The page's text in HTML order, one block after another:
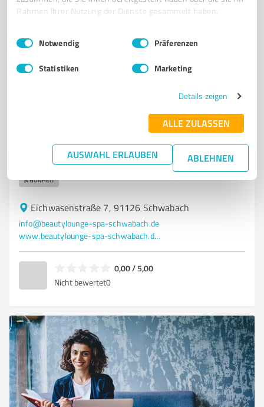
Rahmen Ihrer Nutzung der Dienste gesammelt haben.
Impressum Datenschutzbestimmungen
Einwilligungsauswahl
Notwendig Präferenzen
Statistiken Marketing
Details zeigen
ALLE ZULASSEN
AUSWAHL ERLAUBEN ABLEHNEN
4 Bewertungen (1 Quelle)
Beauty Lounge & Spa by Claudia
Entspannung und Schönheit im Beauty Lounge & Spa
BEAUTY LOUNGE SPA
ENTSPANNUNG MASSAGEN ANTI-AGING FUSSPFLEGE
NAGELDESIGN GUTSCHEINE INDIVIDUELLE BEHANDLUNGEN
SCHÖNHEIT
Eichwasenstraße 7, 91126 Schwabach
info@beautylounge-spa-schwabach.de
www.beautylounge-spa-schwabach.de/
0,00 / 5,00
Nicht bewertet0